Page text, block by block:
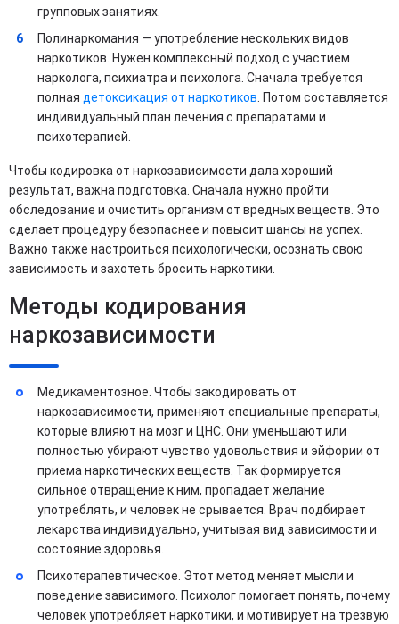
групповых занятиях.
Полинаркомания — употребление нескольких видов
наркотиков. Нужен комплексный подход с участием
нарколога, психиатра и психолога. Сначала требуется
полная детоксикация от наркотиков . Потом составляется
индивидуальный план лечения с препаратами и
психотерапией.
Чтобы кодировка от наркозависимости дала хороший
результат, важна подготовка. Сначала нужно пройти
обследование и очистить организм от вредных веществ. Это
сделает процедуру безопаснее и повысит шансы на успех.
Важно также настроиться психологически, осознать свою
зависимость и захотеть бросить наркотики.
Методы кодирования
наркозависимости
Медикаментозное. Чтобы закодировать от
наркозависимости, применяют специальные препараты,
которые влияют на мозг и ЦНС. Они уменьшают или
полностью убирают чувство удовольствия и эйфории от
приема наркотических веществ. Так формируется
сильное отвращение к ним, пропадает желание
употреблять, и человек не срывается. Врач подбирает
лекарства индивидуально, учитывая вид зависимости и
состояние здоровья.
Психотерапевтическое. Этот метод меняет мысли и
поведение зависимого. Психолог помогает понять, почему
человек употребляет наркотики, и мотивирует на трезвую